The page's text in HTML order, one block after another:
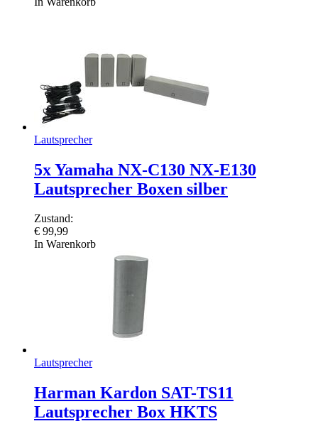
Lautsprecher
5x Yamaha NX-C130 NX-E130
Lautsprecher Boxen silber
Zustand:
€ 99,99
In Warenkorb
Lautsprecher
Harman Kardon SAT-TS11
Lautsprecher Box HKTS